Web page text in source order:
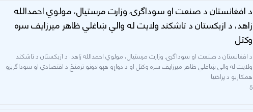
د افغانستان د صنعت او سوداګرۍ وزارت مرستیال، مولوي احمدالله
زاهد، د ازبکستان د تاشکند ولایت له والي ښاغلي ظاهر میرزایف سره
وکتل
د افغانستان د صنعت او سوداګرۍ وزارت مرستیال، مولوي احمدالله زاهد، د ازبکستان د تاشکند
ولایت له والي ښاغلي ظاهر میرزایف سره وکتل او د دواړو هېوادونو ترمنځ د اقتصادي او سوداګریزو
همکاریو د پراختیا
5